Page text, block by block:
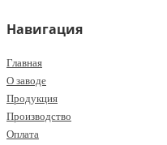
Навигация
Главная
О заводе
Продукция
Производство
Оплата